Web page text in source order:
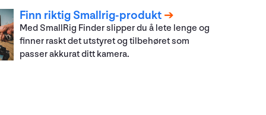
Finn riktig Smallrig-produkt
Med SmallRig Finder slipper du å lete lenge og
finner raskt det utstyret og tilbehøret som
passer akkurat ditt kamera.